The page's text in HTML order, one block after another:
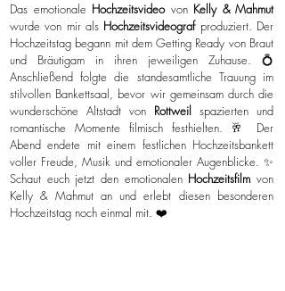
Das emotionale Hochzeitsvideovon Kelly & Mahmut
wurde von mir als Hochzeitsvideograf produziert. Der
Hochzeitstag begann mit dem Getting Ready von Braut
und Bräutigam in ihren jeweiligen Zuhause. 💍
Anschließend folgte die standesamtliche Trauung im
stilvollen Bankettsaal, bevor wir gemeinsam durch die
wunderschöne Altstadt von Rottweil spazierten und
romantische Momente filmisch festhielten. 🥂 Der
Abend endete mit einem festlichen Hochzeitsbankett
voller Freude, Musik und emotionaler Augenblicke. ✨
Schaut euch jetzt den emotionalen Hochzeitsfilmvon
Kelly & Mahmut an und erlebt diesen besonderen
Hochzeitstag noch einmal mit. ❤️